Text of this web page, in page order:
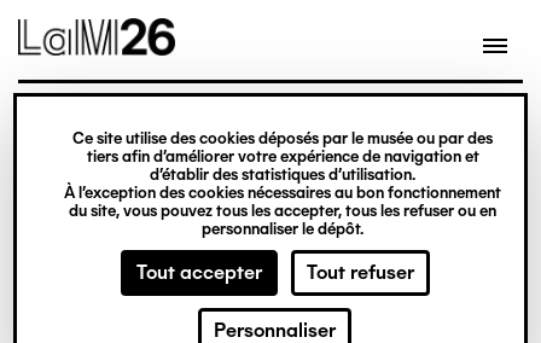
Gestion des cookies
Ce site utilise des cookies déposés par le musée ou par des
tiers afin d’améliorer votre expérience de navigation et
d’établir des statistiques d’utilisation.
À l’exception des cookies nécessaires au bon fonctionnement
du site, vous pouvez tous les accepter, tous les refuser ou en
personnaliser le dépôt.
Tout accepter Tout refuser
Personnaliser
contenu